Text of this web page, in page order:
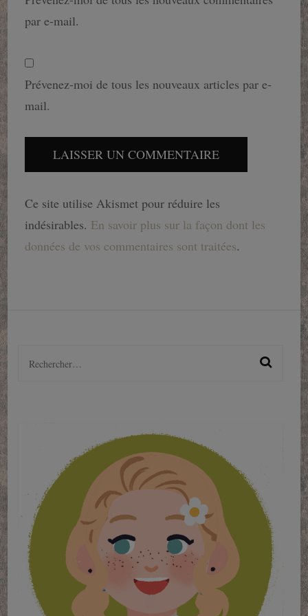
par e-mail.
Prévenez-moi de tous les nouveaux articles par e-
mail.
Ce site utilise Akismet pour réduire les
indésirables. En savoir plus sur la façon dont les
données de vos commentaires sont traitées.
Rechercher :